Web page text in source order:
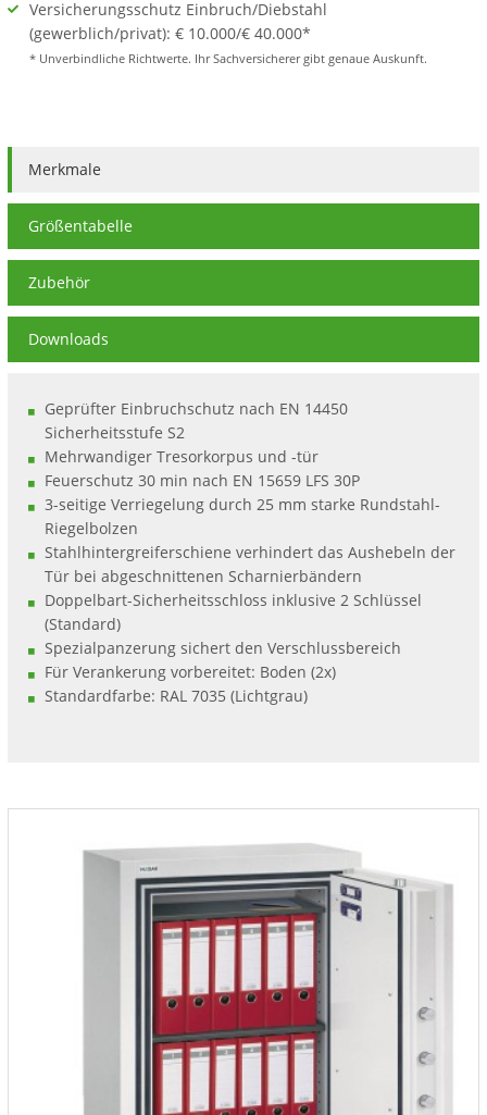
Versicherungsschutz Einbruch/Diebstahl
(gewerblich/privat): € 10.000/€ 40.000*
* Unverbindliche Richtwerte. Ihr Sachversicherer gibt genaue Auskunft.
Merkmale
Größentabelle
Zubehör
Downloads
Geprüfter Einbruchschutz nach EN 14450
Sicherheitsstufe S2
Mehrwandiger Tresorkorpus und -tür
Feuerschutz 30 min nach EN 15659 LFS 30P
3-seitige Verriegelung durch 25 mm starke Rundstahl-
Riegelbolzen
Stahlhintergreiferschiene verhindert das Aushebeln der
Tür bei abgeschnittenen Scharnierbändern
Doppelbart-Sicherheitsschloss inklusive 2 Schlüssel
(Standard)
Spezialpanzerung sichert den Verschlussbereich
Für Verankerung vorbereitet: Boden (2x)
Standardfarbe: RAL 7035 (Lichtgrau)